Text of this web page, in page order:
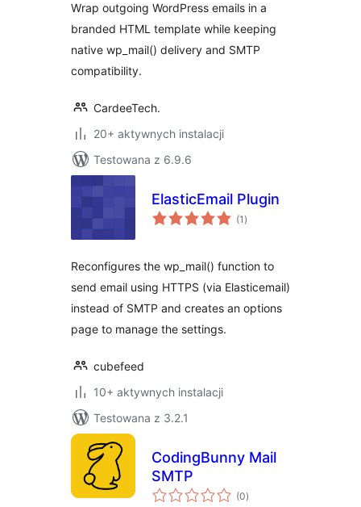
Wrap outgoing WordPress emails in a
branded HTML template while keeping
native wp_mail() delivery and SMTP
compatibility.
CardeeTech.
20+ aktywnych instalacji
Testowana z 6.9.6
ElasticEmail Plugin
(1 wszystkich
ocen
)
Reconfigures the wp_mail() function to
send email using HTTPS (via Elasticemail)
instead of SMTP and creates an options
page to manage the settings.
cubefeed
10+ aktywnych instalacji
Testowana z 3.2.1
CodingBunny Mail
SMTP
(0wszystkich
ocen
)